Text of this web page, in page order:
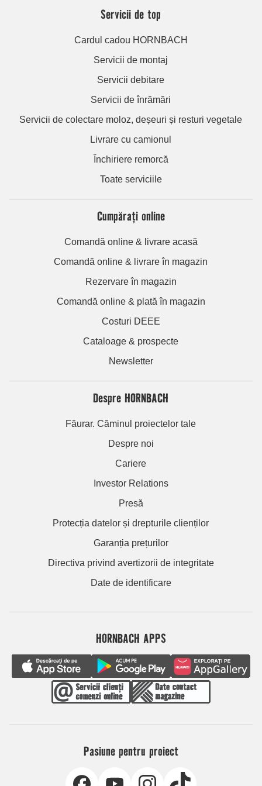
Servicii de top
Cardul cadou HORNBACH
Servicii de montaj
Servicii debitare
Servicii de înrămări
Servicii de colectare moloz, deșeuri și resturi vegetale
Livrare cu camionul
Închiriere remorcă
Toate serviciile
Cumpărați online
Comandă online & livrare acasă
Comandă online & livrare în magazin
Rezervare în magazin
Comandă online & plată în magazin
Costuri DEEE
Cataloage & prospecte
Newsletter
Despre HORNBACH
Făurar. Căminul proiectelor tale
Despre noi
Cariere
Investor Relations
Presă
Protecția datelor și drepturile clienților
Garanția prețurilor
Directiva privind avertizorii de integritate
Date de identificare
HORNBACH APPS
Pasiune pentru proiect